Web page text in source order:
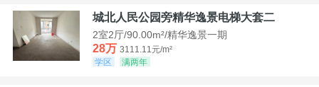
城北人民公园旁精华逸景电梯大套二
2室2厅/90.00m²/精华逸景一期
28万 3111.11元/m²
学区
满两年